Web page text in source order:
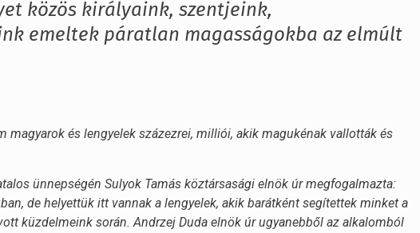
közös királyaink, szentjeink,
emeltek páratlan magasságokba az elmúlt
magyarok és lengyelek százezrei, milliói, akik magukénak vallották és
ünnepségén Sulyok Tamás köztársasági elnök úr megfogalmazta:
de helyettük itt vannak a lengyelek, akik barátként segítettek minket a
küzdelmeink során. Andrzej Duda elnök úr ugyanebből az alkalomból